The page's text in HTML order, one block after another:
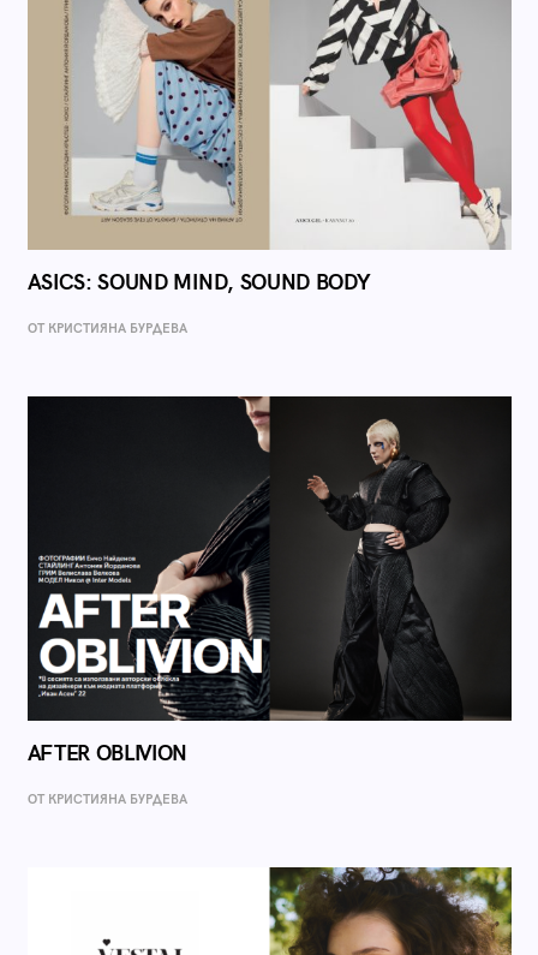
ASICS: SOUND MIND, SOUND BODY
ОТ КРИСТИЯНА БУРДЕВА
AFTER OBLIVION
ОТ КРИСТИЯНА БУРДЕВА